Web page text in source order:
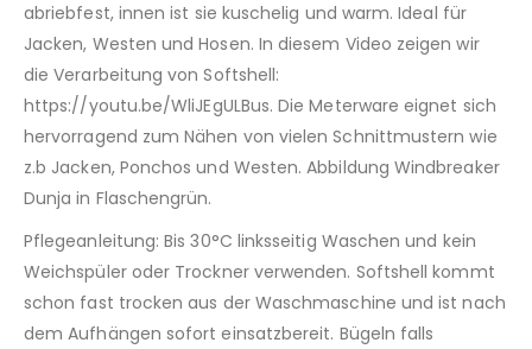
abriebfest, innen ist sie kuschelig und warm. Ideal für
Jacken, Westen und Hosen. In diesem Video zeigen wir
die Verarbeitung von Softshell:
https://youtu.be/WliJEgULBus. Die Meterware eignet sich
hervorragend zum Nähen von vielen Schnittmustern wie
z.b Jacken, Ponchos und Westen. Abbildung Windbreaker
Dunja in Flaschengrün.
Pflegeanleitung: Bis 30°C linksseitig Waschen und kein
Weichspüler oder Trockner verwenden. Softshell kommt
schon fast trocken aus der Waschmaschine und ist nach
dem Aufhängen sofort einsatzbereit. Bügeln falls